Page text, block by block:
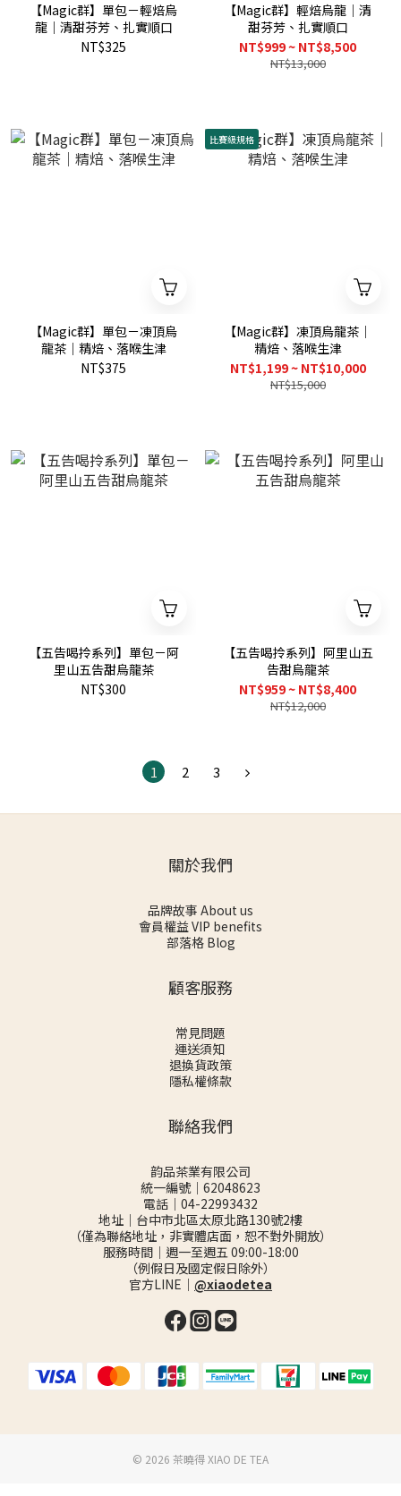
【Magic群】單包－輕焙烏
龍｜清甜芬芳、扎實順口
NT$325
【Magic群】輕焙烏龍｜清
甜芬芳、扎實順口
NT$999 ~ NT$8,500
NT$13,000
【Magic群】單包－凍頂烏
龍茶｜精焙、落喉生津
NT$375
比賽級規格
【Magic群】凍頂烏龍茶｜
精焙、落喉生津
NT$1,199 ~ NT$10,000
NT$15,000
【五告喝拎系列】單包－阿
里山五告甜烏龍茶
NT$300
【五告喝拎系列】阿里山五
告甜烏龍茶
NT$959 ~ NT$8,400
NT$12,000
1 2 3
關於我們
品牌故事 About us
會員權益 VIP benefits
部落格 Blog
顧客服務
常見問題
運送須知
退換貨政策
隱私權條款
聯絡我們
韵品茶業有限公司
統一編號｜62048623
電話｜04-22993432
地址｜台中市北區太原北路130號2樓
（僅為聯絡地址，非實體店面，恕不對外開放）
服務時間｜週一至週五 09:00-18:00
（例假日及國定假日除外）
官方LINE｜ @xiaodetea
©️ 2026 茶曉得 XIAO DE TEA